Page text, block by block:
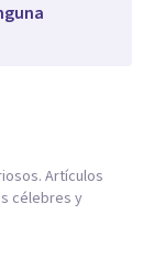
Artículos
célebres y